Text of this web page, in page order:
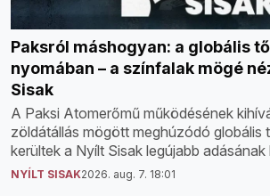
Paksról máshogyan: a globális
nyomában – a színfalak mögé
Sisak
A Paksi Atomerőmű működésének
zöldátállás mögött meghúzódó globális
kerültek a Nyílt Sisak legújabb
NYÍLT SISAK2026. aug. 7. 18:01